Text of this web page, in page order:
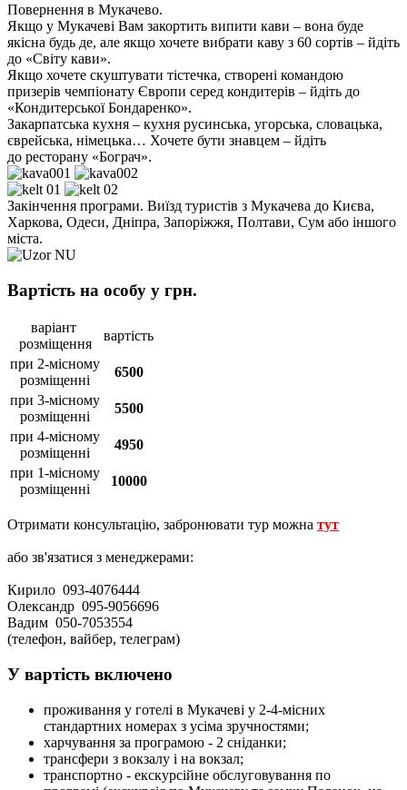
Повернення в Мукачево.
Якщо у Мукачеві Вам закортить випити кави – вона буде
якісна будь де, але якщо хочете вибрати каву з 60 сортів – йдіть
до «Світу кави».
Якщо хочете скуштувати тістечка, створені командою
призерів чемпіонату Європи серед кондитерів – йдіть до
«Кондитерської Бондаренко».
Закарпатська кухня – кухня русинська, угорська, словацька,
єврейська, німецька… Хочете бути знавцем – йдіть
до ресторану «Бограч».
Закінчення програми. Виїзд туристів з Мукачева до Києва,
Харкова, Одеси, Дніпра, Запоріжжя, Полтави, Сум або іншого
міста.
Вартість на особу у грн.
варіант
розміщення
вартість
при 2-місному
розміщенні
6500
при 3-місному
розміщенні
5500
при 4-місному
розміщенні
4950
при 1-місному
розміщенні
10000
Отримати консультацію, забронювати тур можна тут
або зв'язатися з менеджерами:
Кирило 093-4076444
Олександр 095-9056696
Вадим 050-7053554
(телефон, вайбер, телеграм)
У вартість включено
проживання у готелі в Мукачеві у 2-4-місних
стандартних номерах з усіма зручностями;
харчування за програмою - 2 сніданки;
трансфери з вокзалу і на вокзал;
транспортно - екскурсійне обслуговування по